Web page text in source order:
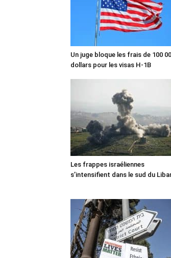
Un juge bloque les frais de 100
dollars pour les visas H-1B
Les frappes israéliennes
s’intensifient dans le sud du